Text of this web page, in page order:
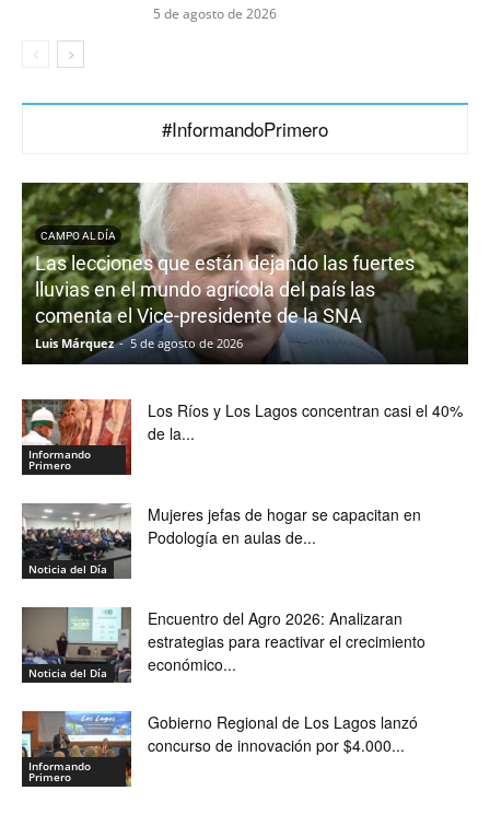
5 de agosto de 2026
#InformandoPrimero
CAMPO AL DÍA
Las lecciones que están dejando las fuertes
lluvias en el mundo agrícola del país las
comenta el Vice-presidente de la SNA
Luis Márquez - 5 de agosto de 2026
Informando
Primero
Los Ríos y Los Lagos concentran casi el 40%
de la...
Noticia del Día
Mujeres jefas de hogar se capacitan en
Podología en aulas de...
Noticia del Día
Encuentro del Agro 2026: Analizaran
estrategias para reactivar el crecimiento
económico...
Informando
Primero
Gobierno Regional de Los Lagos lanzó
concurso de innovación por $4.000...